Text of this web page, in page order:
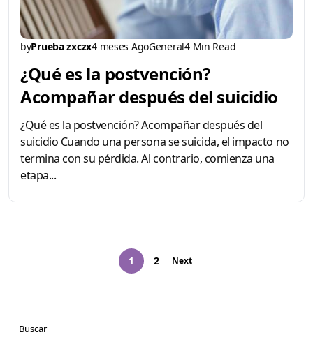
byPrueba zxczx4 meses AgoGeneral4 Min Read
¿Qué es la postvención?
Acompañar después del suicidio
¿Qué es la postvención? Acompañar después del
suicidio Cuando una persona se suicida, el impacto no
termina con su pérdida. Al contrario, comienza una
etapa...
1 2 Next